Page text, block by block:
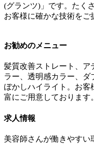
(グランツ)」です。たく
お客様に確かな技術をご
お勧めのメニュー
髪質改善ストレート、ア
ラー、透明感カラー、
ぼかしハイライト。お客
富にご用意しております。
求人情報
美容師さんが働きやすい